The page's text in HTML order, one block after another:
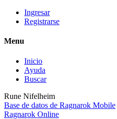
Ingresar
Registrarse
Menu
Inicio
Ayuda
Buscar
Rune Nifelheim
Base de datos de Ragnarok Mobile
Ragnarok Online